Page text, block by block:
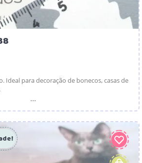
Ideal para decoração de bonecos, casas de
...